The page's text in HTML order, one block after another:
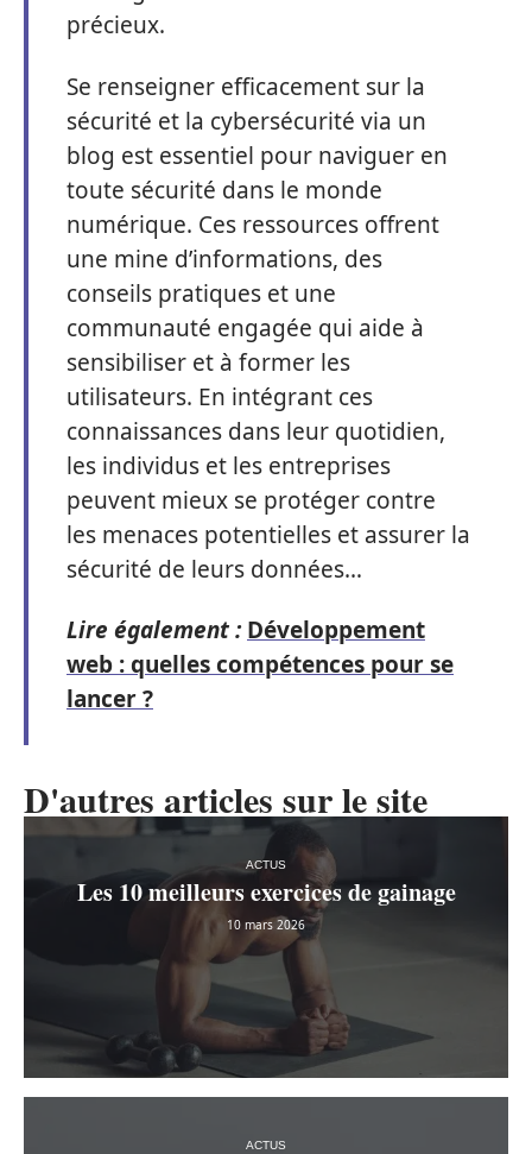
précieux.
Se renseigner efficacement sur la
sécurité et la cybersécurité via un
blog est essentiel pour naviguer en
toute sécurité dans le monde
numérique. Ces ressources offrent
une mine d’informations, des
conseils pratiques et une
communauté engagée qui aide à
sensibiliser et à former les
utilisateurs. En intégrant ces
connaissances dans leur quotidien,
les individus et les entreprises
peuvent mieux se protéger contre
les menaces potentielles et assurer la
sécurité de leurs données…
Lire également : Développement
web : quelles compétences pour se
lancer ?
D'autres articles sur le site
ACTUS
Les 10 meilleurs exercices de gainage
10 mars 2026
ACTUS